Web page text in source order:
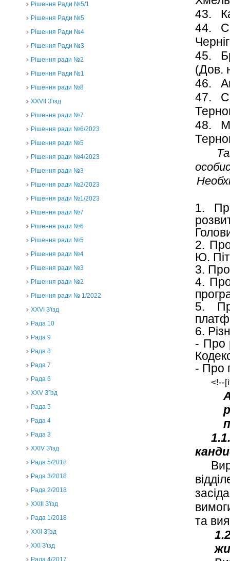
Рішення Ради №5/1
Рішення Ради №5
Рішення Ради №4
Рішення Ради №3
Рішення ради №2
Рішення Ради №1
Рішення ради №8
ХХVII З’їзд
Рішення ради №7
Рішення ради №6/2023
Рішення ради №5
Рішення ради №4/2023
Рішення ради №3
Рішення ради №2/2023
Рішення ради №1/2023
Рішення ради №7
Рішення ради №6
Рішення ради №5
Рішення ради №4
Рішення ради №3
Рішення ради №2
Рішення ради № 1/2022
XXVI З'їзд
Рада 10
Рада 9
Рада 8
Рада 7
Рада 6
XXV З'їзд
Рада 5
Рада 4
Рада 3
ХХIV З'їзд
Рада 5/2018
Рада 3/2018
Рада 2/2018
XXIII З'їзд
Рада 1/2018
ХХІІ З'їзд
XXI З'їзд
Рада 4/2017
43.
44.
45.
(Дов.
46.
47.
48.
1.
2.
Ю.
3.
4.
5.
6.
- Про
- Про
<!--
та